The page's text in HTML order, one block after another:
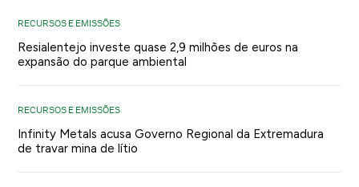
RECURSOS E EMISSÕES
Resialentejo investe quase 2,9 milhões de euros na
expansão do parque ambiental
RECURSOS E EMISSÕES
Infinity Metals acusa Governo Regional da Extremadura
de travar mina de lítio